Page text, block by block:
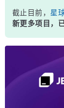
截止目前， 星
新更多项目，